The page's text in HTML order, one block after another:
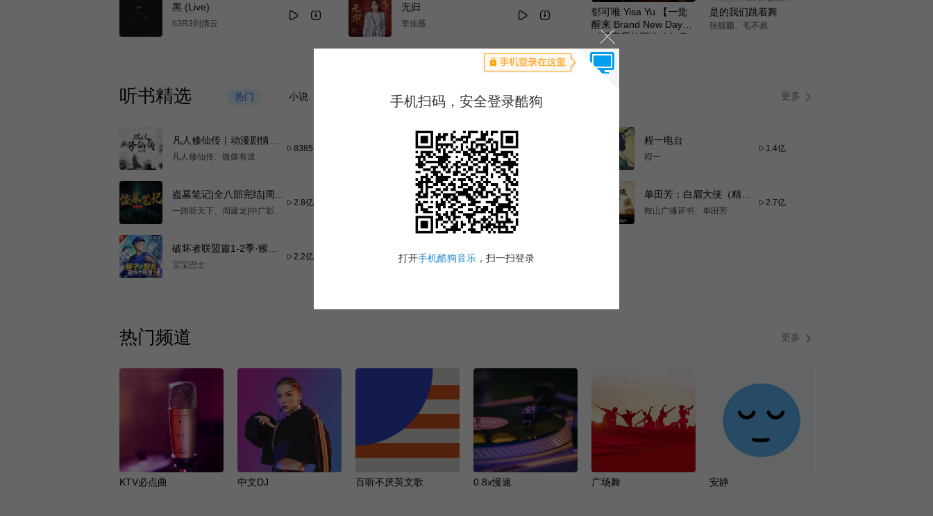
黑 (Live)
h3R3刘清云
无归
李佳薇
郁可唯 Yisa Yu 【一觉
醒来 Brand New Day】
《最亲爱的陌生人》电
影宣传曲 短版MV
郁可唯
是的我们跳着舞
张靓颖、毛不易
听书精选 热门 小说 相声 情感 更多
凡人修仙传｜动漫剧情抢
先听
凡人修仙传、微媒有道
8385.9万
乱世枭雄｜单田芳评书
鞍山广播评书、单田芳
程一电台
程一
1.4亿
盗墓笔记|全八部完结|周建
龙演播&南派三叔著｜古墓
探险经典扛鼎之作
一路听天下、周建龙|中广影
2.8亿
天津卫视·德云社相声晚会
——开开心心年年好
华语群星
单田芳：白眉大侠（精修
版）
鞍山广播评书、单田芳
2.7亿
破坏者联盟篇1-2季·猴子
警长科学探案记|宝宝巴士
宝宝巴士
2.2亿
热门频道 更多
KTV必点曲 中文DJ 百听不厌英文歌 0.8x慢速 广场舞 安静